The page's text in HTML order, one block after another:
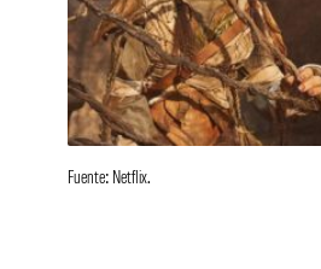
Fuente: Netflix.